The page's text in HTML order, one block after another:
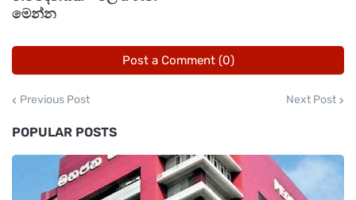
ලත් පුද්ගලයින් දැනට සිටින අතර, ජාතික
හැඳුනුම්පතක් නොමැතිකම හේතුවෙන් එම ප්‍රතිලාභ
ලබා ගැනීමට නොහැකි ඇතැම් කණ්ඩායම් සිටින
බව ද නිලධාරීන් කමිටුවට දැනුම් දුන්හ.
ඒ අනුව, හැකිතාක් දුරට ඔවුන්ගේ අනන්‍යතාවයන්
සත්‍යාපනය කිරීමෙන් සුභසාධන ප්‍රතිලාභ ලබා දීමේ
මෙන්න
Post a Comment (0)
Previous Post Next Post
POPULAR POSTS